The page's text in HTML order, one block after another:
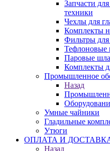
Запчасти
техники
Чехлы для
Комплекты
Фильтры для
Тефлоновые
Паровые
Комплекты
Промышленное
Назад
Умные чайники
Гладильные
Утюги
ОПЛАТА И
Назад